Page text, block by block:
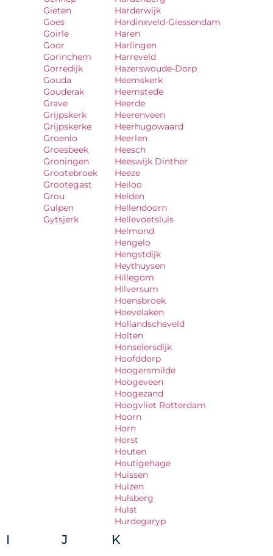
Gieten
Goes
Goirle
Goor
Gorinchem
Gorredijk
Gouda
Gouderak
Grave
Grijpskerk
Grijpskerke
Groenlo
Groesbeek
Groningen
Grootebroek
Grootegast
Grou
Gulpen
Gytsjerk
Harderwijk
Hardinxveld-Giessendam
Haren
Harlingen
Harreveld
Hazerswoude-Dorp
Heemskerk
Heemstede
Heerde
Heerenveen
Heerhugowaard
Heerlen
Heesch
Heeswijk Dinther
Heeze
Heiloo
Helden
Hellendoorn
Hellevoetsluis
Helmond
Hengelo
Hengstdijk
Heythuysen
Hillegom
Hilversum
Hoensbroek
Hoevelaken
Hollandscheveld
Holten
Honselersdijk
Hoofddorp
Hoogersmilde
Hoogeveen
Hoogezand
Hoogvliet Rotterdam
Hoorn
Horn
Horst
Houten
Houtigehage
Huissen
Huizen
Hulsberg
Hulst
Hurdegaryp
I J K